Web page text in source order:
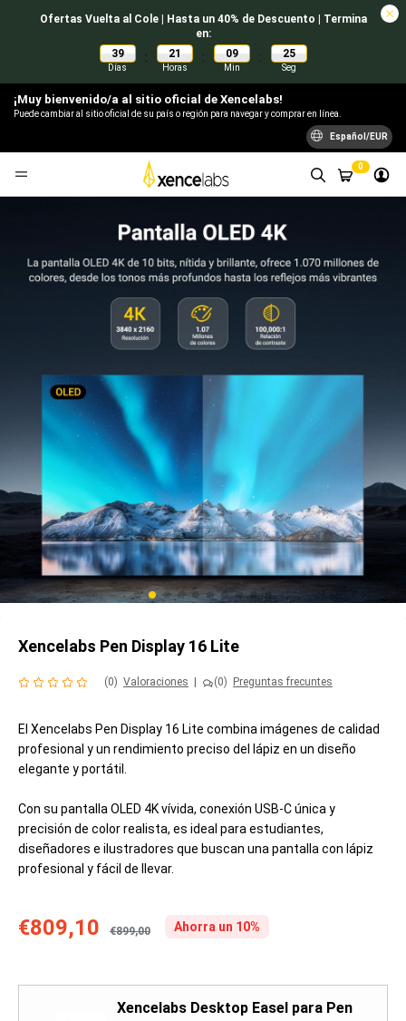
Ofertas Vuelta al Cole | Hasta un 40% de Descuento | Termina
en:
39
Días
: 21
Horas
: 09
Min
: 24
Seg
¡Muy bienvenido/a al sitio oficial de Xencelabs!
Puede cambiar al sitio oficial de su país o región para navegar y comprar en línea.
Español/EUR
0
Xencelabs Pen Display 16 Lite
(0) Valoraciones (0) Preguntas frecuntes
El Xencelabs Pen Display 16 Lite combina imágenes de calidad
profesional y un rendimiento preciso del lápiz en un diseño
elegante y portátil.
Con su pantalla OLED 4K vívida, conexión USB-C única y
precisión de color realista, es ideal para estudiantes,
diseñadores e ilustradores que buscan una pantalla con lápiz
profesional y fácil de llevar.
€809,10 €899,00 Ahorra un 10%
Xencelabs Desktop Easel para Pen